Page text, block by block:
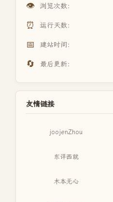
👁️ 浏览次数：
⏰ 运行天数：
📅 建站时间：
🔄 最后更新：
友情链接
joojenZhou
东评西就
木本无心